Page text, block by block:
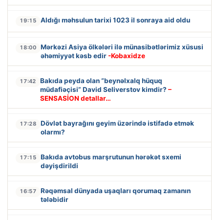
19:15 Aldığı məhsulun tarixi 1023 il sonraya aid oldu
18:00
Mərkəzi Asiya ölkələri ilə münasibətlərimiz xüsusi
əhəmiyyət kəsb edir -Kobaxidze
17:42
Bakıda peyda olan “beynəlxalq hüquq
müdafiəçisi” David Seliverstov kimdir? –
SENSASİON detallar…
17:28
Dövlət bayrağını geyim üzərində istifadə etmək
olarmı?
17:15
Bakıda avtobus marşrutunun hərəkət sxemi
dəyişdirildi
16:57
Rəqəmsal dünyada uşaqları qorumaq zamanın
tələbidir